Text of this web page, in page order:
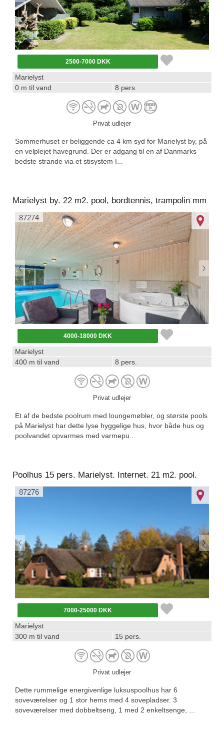
2500-7000 DKK
Marielyst
0 m til vand
8 pers.
Privat udlejer
Sommerhuset er beliggende ca 4 km syd for Marielyst by, på
en velplejet havegrund. Der er adgang til en af Danmarks
bedste strande via et stisystem I...
Marielyst by. 22 m2. pool, bordtennis, trampolin mm
87274
4000-18000 DKK
Marielyst
400 m til vand
8 pers.
Privat udlejer
Et af de bedste poolrum med loungemøbler, og største pools
på Marielyst har dette lyse hyggelige hus, hvor både hus og
poolvandet opvarmes med varmepu...
Poolhus 15 pers. Marielyst. Internet. 21 m2. pool.
87276
7000-25000 DKK
Marielyst
300 m til vand
15 pers.
Privat udlejer
Dette rummelige energivenlige luksuspoolhus har 6
soveværelser og 1 stor hems med 4 sovepladser. 3
soveværelser med dobbeltseng, 1 med 2 enkeltsenge, ...